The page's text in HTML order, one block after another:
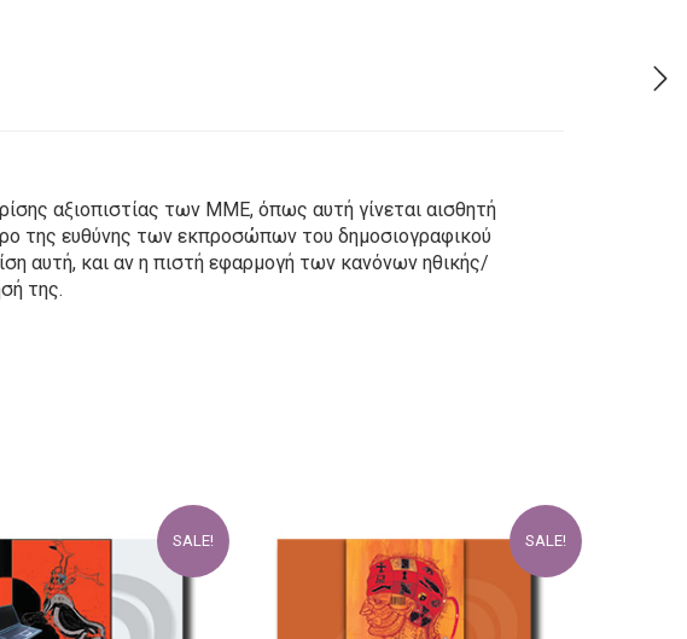
αξιοπιστίας των ΜΜΕ, όπως αυτή γίνεται αισθητή
της ευθύνης των εκπροσώπων του δημοσιογραφικού
αυτή, και αν η πιστή εφαρμογή των κανόνων ηθικής/
της.
SALE! SALE!